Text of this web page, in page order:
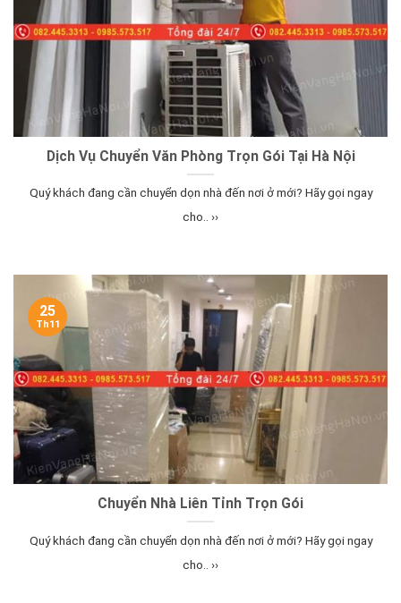
Dịch Vụ Chuyển Văn Phòng Trọn Gói Tại Hà Nội
Quý khách đang cần chuyển dọn nhà đến nơi ở mới? Hãy gọi ngay
cho.. ››
Chuyển Nhà Liên Tỉnh Trọn Gói
Quý khách đang cần chuyển dọn nhà đến nơi ở mới? Hãy gọi ngay
cho.. ››
25
Th11